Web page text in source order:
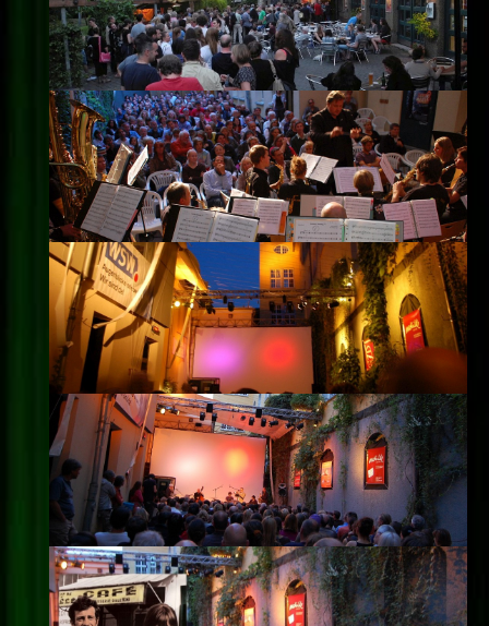
Wetter
Kinogutschein
Konzept
Archiv
Kontakt
Impressum
Datenschutz